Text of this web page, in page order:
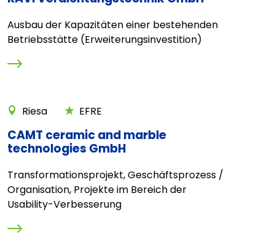
Ausbau der Kapazitäten einer bestehenden
Betriebsstätte (Erweiterungsinvestition)
Riesa EFRE
CAMT ceramic and marble
technologies GmbH
Transformationsprojekt, Geschäftsprozess /
Organisation, Projekte im Bereich der
Usability-Verbesserung